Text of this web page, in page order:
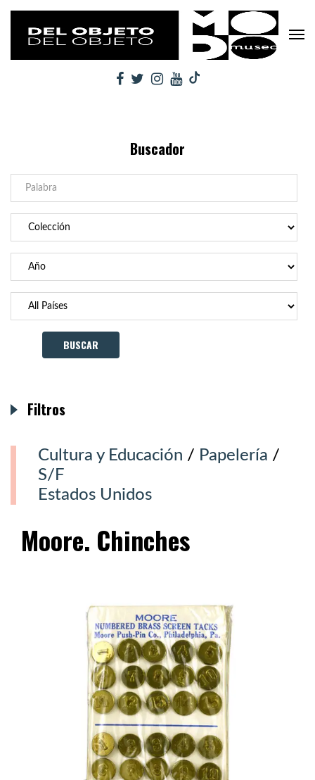
Buscador
Cultura y Educación / Papelería /
S/F
Estados Unidos
Moore. Chinches
Filtros